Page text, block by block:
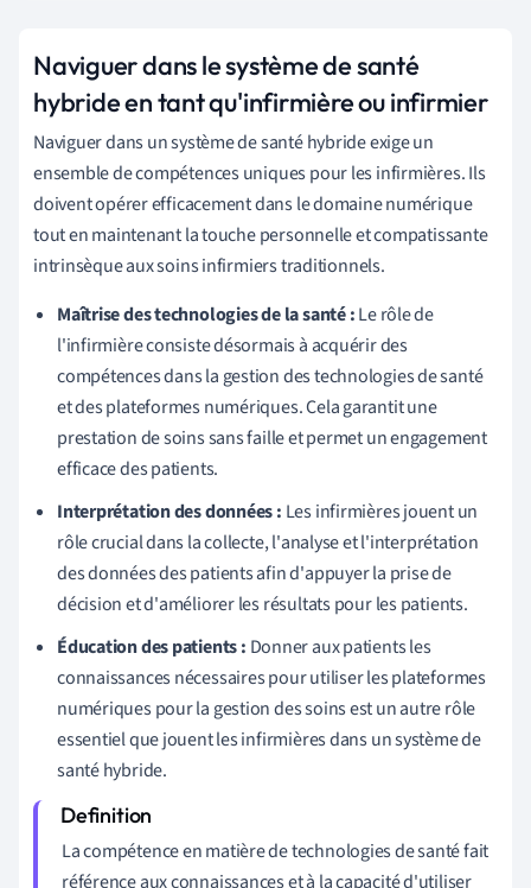
Naviguer dans le système de santé
hybride en tant qu'infirmière ou infirmier
Naviguer dans un système de santé hybride exige un
ensemble de compétences uniques pour les infirmières. Ils
doivent opérer efficacement dans le domaine numérique
tout en maintenant la touche personnelle et compatissante
intrinsèque aux soins infirmiers traditionnels.
Maîtrise des technologies de la santé :Le rôle de
l'infirmière consiste désormais à acquérir des
compétences dans la gestion des technologies de santé
et des plateformes numériques. Cela garantit une
prestation de soins sans faille et permet un engagement
efficace des patients.
Interprétation des données : Les infirmières jouent un
rôle crucial dans la collecte, l'analyse et l'interprétation
des données des patients afin d'appuyer la prise de
décision et d'améliorer les résultats pour les patients.
Éducation des patients : Donner aux patients les
connaissances nécessaires pour utiliser les plateformes
numériques pour la gestion des soins est un autre rôle
essentiel que jouent les infirmières dans un système de
santé hybride.
La compétence en matière de technologies de santé fait
référence aux connaissances et à la capacité d'utiliser